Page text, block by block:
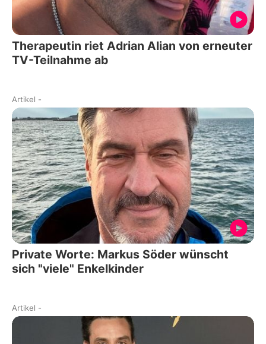
Therapeutin riet Adrian Alian von erneuter
TV-Teilnahme ab
Artikel -
Private Worte: Markus Söder wünscht
sich "viele" Enkelkinder
Artikel -